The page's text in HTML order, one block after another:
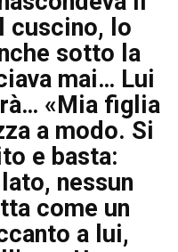
cuscino, lo
sotto la
mai… Lui
«Mia figlia
a modo. Si
e basta:
nessun
come un
a lui,